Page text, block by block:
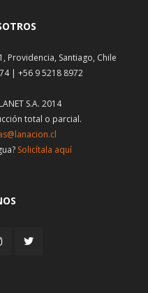
Providencia, Santiago, Chile
| +56 9 5218 8972
S.A. 2014
total o parcial.
Solicítala aquí